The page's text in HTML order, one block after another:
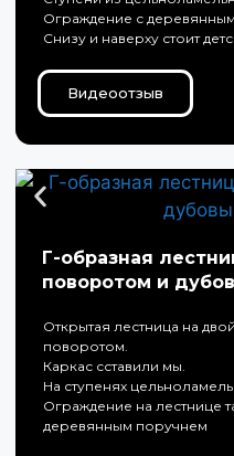
Ограждение с
Снизу и наверху стоит
Видеоотзыв
Г-образная
поворотом и
Открытая лестница на
поворотом.
Каркас сставили мы.
На ступенях
Ограждение на лестнице
деревянным поручнем